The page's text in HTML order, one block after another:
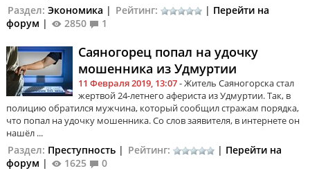
Раздел: Экономика | Рейтинг: | Перейти на
форум | 2850 1
Саяногорец попал на удочку
мошенника из Удмуртии
11 Февраля 2019, 13:07- Житель Саяногорска стал
жертвой 24-летнего афериста из Удмуртии. Так, в
полицию обратился мужчина, который сообщил стражам порядка,
что попал на удочку мошенника. Со слов заявителя, в интернете он
нашёл ...
Раздел: Преступность | Рейтинг: | Перейти на
форум | 1625 0